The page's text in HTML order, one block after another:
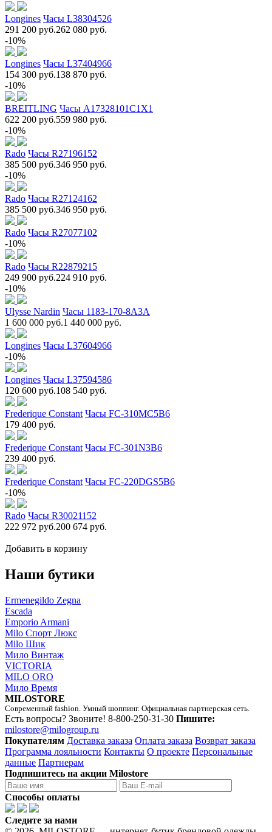
Longines Часы L38304526
291 200 руб.262 080 руб.
-10%
Longines Часы L37404966
154 300 руб.138 870 руб.
-10%
BREITLING Часы A17328101C1X1
622 200 руб.559 980 руб.
-10%
Rado Часы R27196152
385 500 руб.346 950 руб.
-10%
Rado Часы R27124162
385 500 руб.346 950 руб.
Rado Часы R27077102
-10%
Rado Часы R22879215
249 900 руб.224 910 руб.
-10%
Ulysse Nardin Часы 1183-170-8A3A
1 600 000 руб.1 440 000 руб.
Longines Часы L37604966
-10%
Longines Часы L37594586
120 600 руб.108 540 руб.
Frederique Constant Часы FC-310MC5B6
179 400 руб.
Frederique Constant Часы FC-301N3B6
239 400 руб.
Frederique Constant Часы FC-220DGS5B6
-10%
Rado Часы R30021152
222 972 руб.200 674 руб.
Добавить в корзину
Наши бутики
Ermenegildo Zegna
Escada
Emporio Armani
Milo Спорт Люкс
Milo Шик
Мило Винтаж
VICTORIA
MILO ORO
Мило Время
MILOSTORE
Современный fashion. Умный шоппинг. Официальная партнерская сеть.
Есть вопросы? Звоните! 8-800-250-31-30 Пишите:
milostore@milogroup.ru
Покупателям Доставка заказа Оплата заказа Возврат заказа
Программа лояльности Контакты О проекте Персональные
данные Партнерам
Подпишитесь на акции Milostore
Способы оплаты
Следите за нами